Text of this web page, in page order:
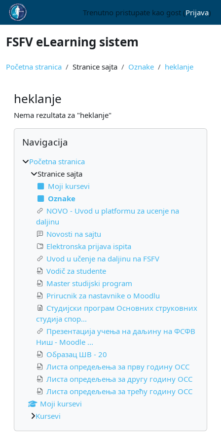
Idi na glavni sadržaj
Trenutno pristupate kao gost (Prijava)
FSFV eLearning sistem
Početna stranica Stranice sajta Oznake heklanje
heklanje
Nema rezultata za "heklanje"
Blokovi
Preskoči Navigacija
Navigacija
Početna stranica
Stranice sajta
Moji kursevi
Oznake
NOVO - Uvod u platformu za ucenje na
daljinu
Novosti na sajtu
Elektronska prijava ispita
Uvod u učenje na daljinu na FSFV
Vodič za studente
Master studijski program
Prirucnik za nastavnike o Moodlu
Студијски програм Основних струковних
студија спор...
Презентација учења на даљину на ФСФВ
Ниш - Moodle ...
Образац ШВ - 20
Листа опредељења за прву годину ОСС
Листа опредељења за другу годину ОСС
Листа опредељења за трећу годину ОСС
Moji kursevi
Kursevi